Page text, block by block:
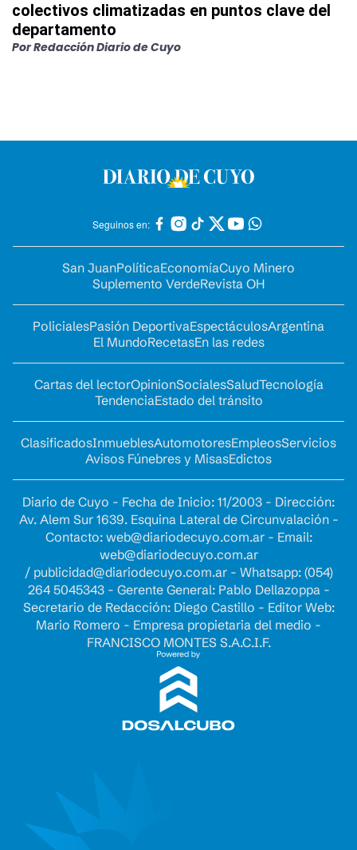
colectivos climatizadas en puntos clave del
departamento
PorRedacción Diario de Cuyo
Seguinos en:
San JuanPolíticaEconomíaCuyo Minero
Suplemento VerdeRevista OH
PolicialesPasión DeportivaEspectáculosArgentina
El MundoRecetasEn las redes
Cartas del lectorOpinionSocialesSaludTecnología
TendenciaEstado del tránsito
ClasificadosInmueblesAutomotoresEmpleosServicios
Avisos Fúnebres y MisasEdictos
Diario de Cuyo - Fecha de Inicio: 11/2003 - Dirección:
Av. Alem Sur 1639. Esquina Lateral de Circunvalación -
Contacto: web@diariodecuyo.com.ar- Email:
web@diariodecuyo.com.ar
/ publicidad@diariodecuyo.com.ar- Whatsapp: (054)
264 5045343 - Gerente General: Pablo Dellazoppa -
Secretario de Redacción: Diego Castillo - Editor Web:
Mario Romero - Empresa propietaria del medio -
FRANCISCO MONTES S.A.C.I.F.